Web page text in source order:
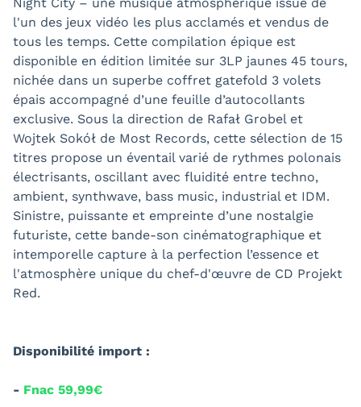
l'un des jeux vidéo les plus acclamés et vendus de
tous les temps. Cette compilation épique est
disponible en édition limitée sur 3LP jaunes 45 tours,
nichée dans un superbe coffret gatefold 3 volets
épais accompagné d’une feuille d’autocollants
exclusive. Sous la direction de Rafał Grobel et
Wojtek Sokół de Most Records, cette sélection de 15
titres propose un éventail varié de rythmes polonais
électrisants, oscillant avec fluidité entre techno,
ambient, synthwave, bass music, industrial et IDM.
Sinistre, puissante et empreinte d’une nostalgie
futuriste, cette bande-son cinématographique et
intemporelle capture à la perfection l’essence et
l'atmosphère unique du chef-d'œuvre de CD Projekt
Red.
Disponibilité import :
- Fnac 59,99€